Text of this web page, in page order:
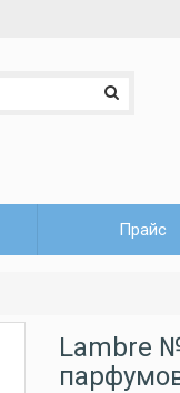
Прайс
Lambre